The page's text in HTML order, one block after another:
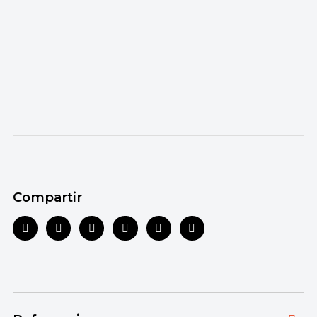
Compartir